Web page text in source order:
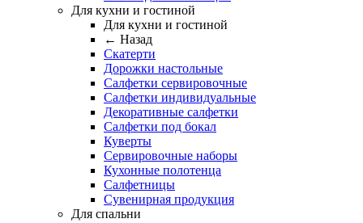
Для кухни и гостиной
Для кухни и гостиной
← Назад
Скатерти
Дорожки настольные
Салфетки сервировочные
Салфетки индивидуальные
Декоративные салфетки
Салфетки под бокал
Куверты
Сервировочные наборы
Кухонные полотенца
Салфетницы
Сувенирная продукция
Для спальни